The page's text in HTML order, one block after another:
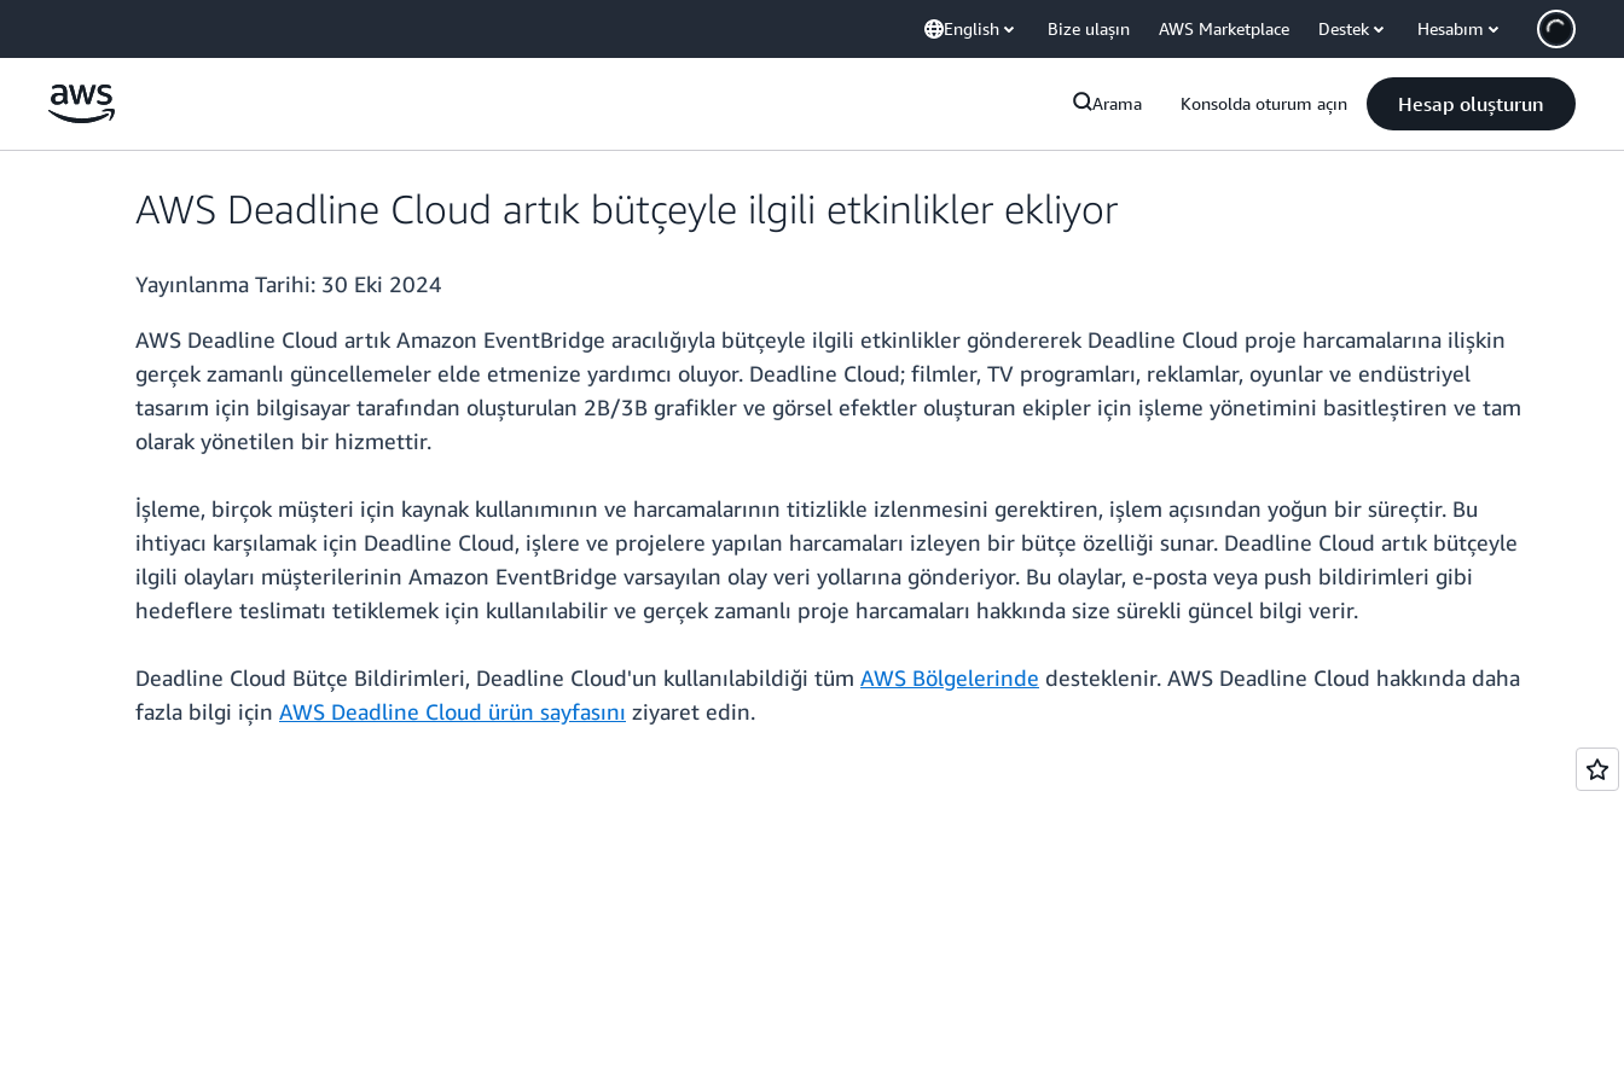
English Bize ulaşın AWS Marketplace Destek Hesabım
Arama Konsolda oturum açın Hesap oluşturun
AWS Deadline Cloud artık bütçeyle ilgili etkinlikler ekliyor
Yayınlanma Tarihi: 30 Eki 2024
AWS Deadline Cloud artık Amazon EventBridge aracılığıyla bütçeyle ilgili etkinlikler göndererek Deadline Cloud proje harcamalarına ilişkin
gerçek zamanlı güncellemeler elde etmenize yardımcı oluyor. Deadline Cloud; filmler, TV programları, reklamlar, oyunlar ve endüstriyel
tasarım için bilgisayar tarafından oluşturulan 2B/3B grafikler ve görsel efektler oluşturan ekipler için işleme yönetimini basitleştiren ve tam
olarak yönetilen bir hizmettir.
İşleme, birçok müşteri için kaynak kullanımının ve harcamalarının titizlikle izlenmesini gerektiren, işlem açısından yoğun bir süreçtir. Bu
ihtiyacı karşılamak için Deadline Cloud, işlere ve projelere yapılan harcamaları izleyen bir bütçe özelliği sunar. Deadline Cloud artık bütçeyle
ilgili olayları müşterilerinin Amazon EventBridge varsayılan olay veri yollarına gönderiyor. Bu olaylar, e-posta veya push bildirimleri gibi
hedeflere teslimatı tetiklemek için kullanılabilir ve gerçek zamanlı proje harcamaları hakkında size sürekli güncel bilgi verir.
Deadline Cloud Bütçe Bildirimleri, Deadline Cloud'un kullanılabildiği tüm AWS Bölgelerinde desteklenir. AWS Deadline Cloud hakkında daha
fazla bilgi için AWS Deadline Cloud ürün sayfasını ziyaret edin.